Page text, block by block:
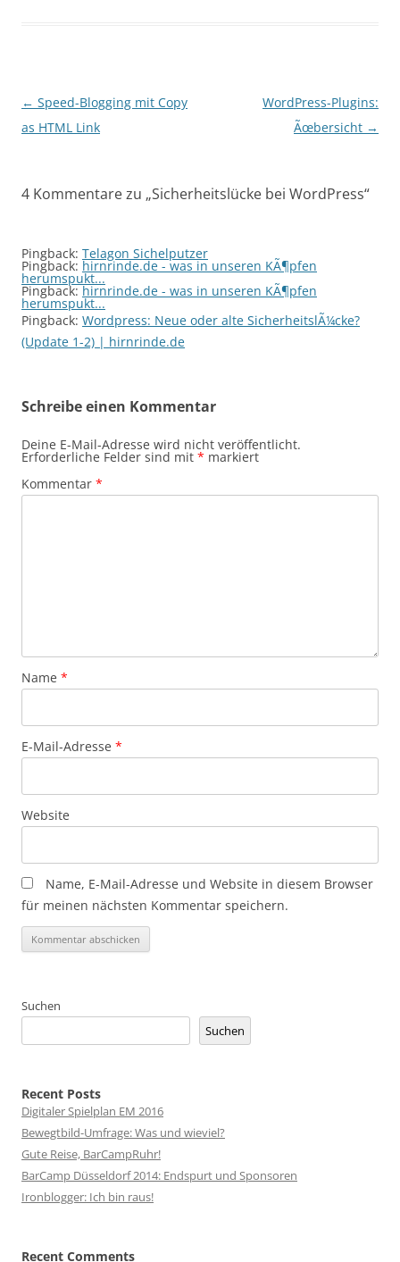
Beitragsnavigation
← Speed-Blogging mit Copy
as HTML Link
WordPress-Plugins:
Ãœbersicht →
4 Kommentare zu „Sicherheitslücke bei WordPress“
Pingback: Telagon Sichelputzer
Pingback: hirnrinde.de - was in unseren KÃ¶pfen
herumspukt...
Pingback: hirnrinde.de - was in unseren KÃ¶pfen
herumspukt...
Pingback: Wordpress: Neue oder alte SicherheitslÃ¼cke?
(Update 1-2) | hirnrinde.de
Schreibe einen Kommentar
Deine E-Mail-Adresse wird nicht veröffentlicht.
Erforderliche Felder sind mit * markiert
Kommentar *
Name *
E-Mail-Adresse *
Website
Name, E-Mail-Adresse und Website in diesem Browser
für meinen nächsten Kommentar speichern.
Suchen
Suchen
Recent Posts
Digitaler Spielplan EM 2016
Bewegtbild-Umfrage: Was und wieviel?
Gute Reise, BarCampRuhr!
BarCamp Düsseldorf 2014: Endspurt und Sponsoren
Ironblogger: Ich bin raus!
Recent Comments